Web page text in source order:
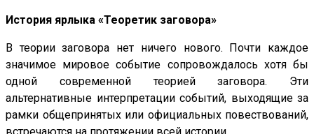
История ярлыка «Теоретик заговора»
В теории заговора нет ничего нового. Почти каждое
значимое мировое событие сопровождалось хотя бы
одной современной теорией заговора. Эти
альтернативные интерпретации событий, выходящие за
рамки общепринятых или официальных повествований,